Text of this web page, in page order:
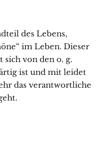
des Lebens,
im Leben. Dieser
sich von den o. g.
ist und mit leidet
das verantwortliche